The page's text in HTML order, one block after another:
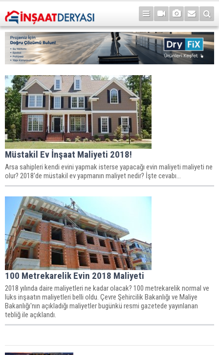
Müstakil Ev İnşaat Maliyeti 2018!
Arsa sahipleri kendi evini yapmak isterse yapacağı evin maliyeti maliyeti ne
olur? 2018'de müstakil ev yapmanın maliyet nedir? İşte cevabı...
100 Metrekarelik Evin 2018 Maliyeti
2018 yılında daire maliyetleri ne kadar olacak? 100 metrekarelik normal ve
lüks inşaatın maliyetleri belli oldu. Çevre Şehircilik Bakanlığı ve Maliye
Bakanlığı'nın açıkladığı maliyetler bugünkü resmi gazetede yayınlanan
tebliğ ile açıklandı.